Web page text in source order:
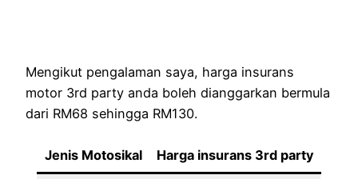
Mengikut pengalaman saya, harga insurans
motor 3rd party anda boleh dianggarkan bermula
dari RM68 sehingga RM130.
Jenis Motosikal Harga insurans 3rd party